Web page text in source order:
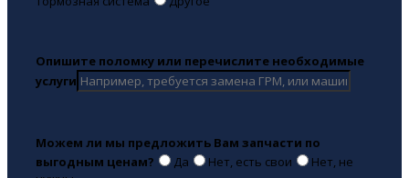
Опишите поломку или перечислите необходимые
услуги
Можем ли мы предложить Вам запчасти по
выгодным ценам?
Да Нет, есть свои
Нет, не